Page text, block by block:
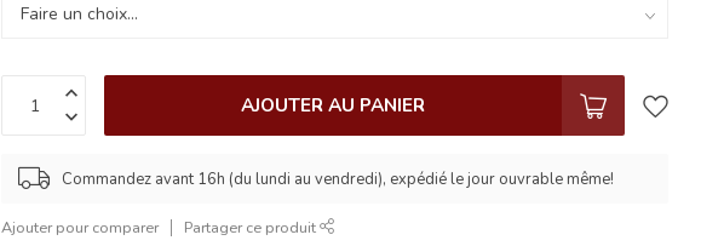
AJOUTER AU PANIER
Commandez avant 16h (du lundi au vendredi), expédié le jour ouvrable même!
Ajouter pour comparer Partager ce produit